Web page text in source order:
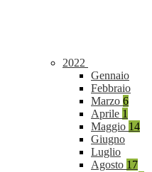
2022
Gennaio
Febbraio
Marzo 6
Aprile 1
Maggio 14
Giugno
Luglio
Agosto 17